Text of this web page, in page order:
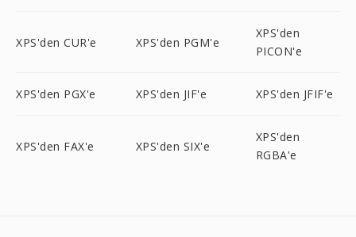
XPS'den CUR'e XPS'den PGM'e
XPS'den
PICON'e
XPS'den PGX'e XPS'den JIF'e XPS'den JFIF'e
XPS'den FAX'e XPS'den SIX'e
XPS'den
RGBA'e